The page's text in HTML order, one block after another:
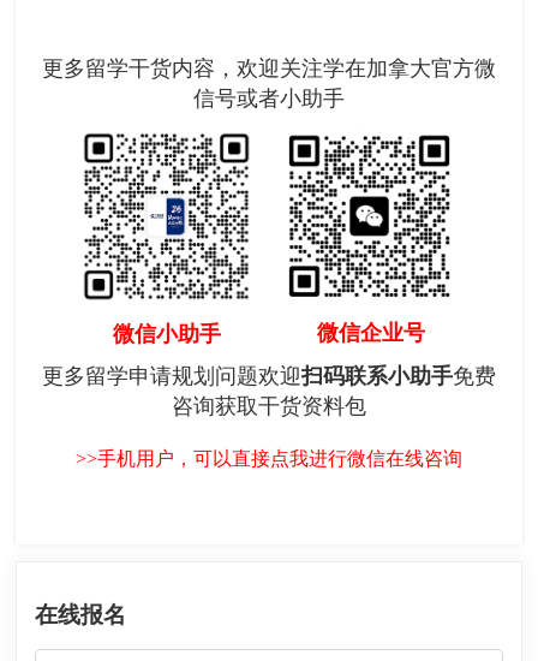
更多留学干货内容，欢迎关注学在加拿大官方微
信号或者小助手
微信小助手
微信企业号
更多留学申请规划问题欢迎扫码联系小助手免费
咨询获取干货资料包
>>手机用户，可以直接点我进行微信在线咨询
在线报名